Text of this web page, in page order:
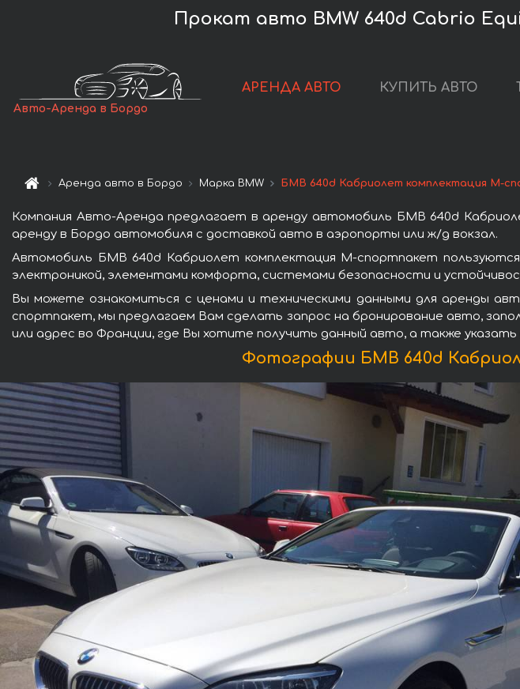
Прокат авто BMW 640d Cabrio
Авто-Аренда в Бордо
АРЕНДА АВТО КУПИТЬ АВТО
Аренда авто в Бордо Марка BMW БМВ 640d Кабриолет комплектация М-
Компания Авто-Аренда предлагает в аренду автомобиль БМВ 640d
аренду в Бордо автомобиля с доставкой авто в аэропорты или ж/д вокзал.
Автомобиль БМВ 640d Кабриолет комплектация М-спортпакет
электроникой, элементами комфорта, системами безопасности и
Вы можете ознакомиться с ценами и техническими данными для аренды
спортпакет, мы предлагаем Вам сделать запрос на бронирование авто,
или адрес во Франции, где Вы хотите получить данный авто, а также
Фотографии БМВ 640d